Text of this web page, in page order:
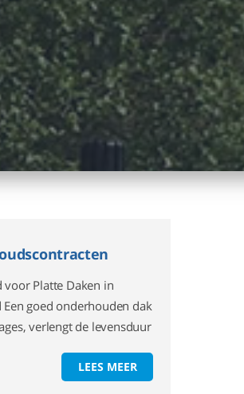
Platte Daken in
goed onderhouden dak
verlengt de levensduur
LEES MEER